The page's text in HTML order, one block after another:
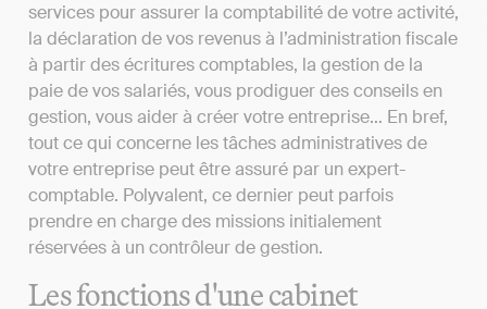
services pour assurer la comptabilité de votre activité,
la déclaration de vos revenus à l’administration fiscale
à partir des écritures comptables, la gestion de la
paie de vos salariés, vous prodiguer des conseils en
gestion, vous aider à créer votre entreprise… En bref,
tout ce qui concerne les tâches administratives de
votre entreprise peut être assuré par un expert-
comptable. Polyvalent, ce dernier peut parfois
prendre en charge des missions initialement
réservées à un contrôleur de gestion.
Les fonctions d'une cabinet